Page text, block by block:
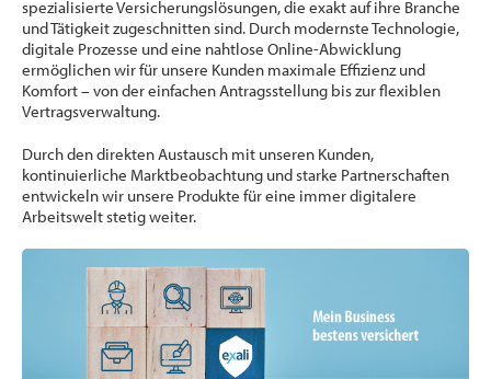
spezialisierte Versicherungslösungen, die exakt auf ihre Branche
und Tätigkeit zugeschnitten sind. Durch modernste Technologie,
digitale Prozesse und eine nahtlose Online-Abwicklung
ermöglichen wir für unsere Kunden maximale Effizienz und
Komfort – von der einfachen Antragsstellung bis zur flexiblen
Vertragsverwaltung.
Durch den direkten Austausch mit unseren Kunden,
kontinuierliche Marktbeobachtung und starke Partnerschaften
entwickeln wir unsere Produkte für eine immer digitalere
Arbeitswelt stetig weiter.